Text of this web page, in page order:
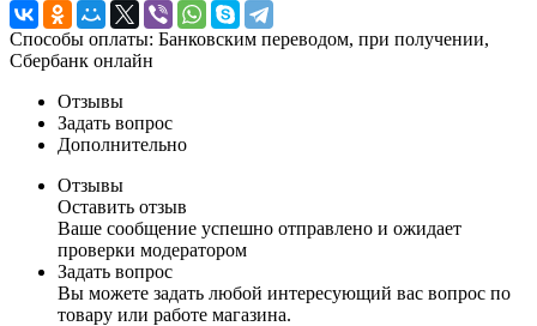
Способы оплаты: Банковским переводом, при получении,
Сбербанк онлайн
Отзывы
Задать вопрос
Дополнительно
Отзывы
Оставить отзыв
Ваше сообщение успешно отправлено и ожидает
проверки модератором
Задать вопрос
Вы можете задать любой интересующий вас вопрос по
товару или работе магазина.